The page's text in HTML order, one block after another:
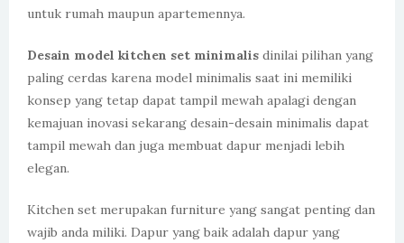
untuk rumah maupun apartemennya.
Desain model kitchen set minimalis dinilai pilihan yang
paling cerdas karena model minimalis saat ini memiliki
konsep yang tetap dapat tampil mewah apalagi dengan
kemajuan inovasi sekarang desain-desain minimalis dapat
tampil mewah dan juga membuat dapur menjadi lebih
elegan.
Kitchen set merupakan furniture yang sangat penting dan
wajib anda miliki. Dapur yang baik adalah dapur yang